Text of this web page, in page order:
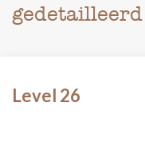
Level 26